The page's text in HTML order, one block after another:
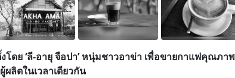
โดย ‘ลี-อายุ จือปา’ หนุ่มชาวอาข่า เพื่อขายกาแฟคุณภ
ลิตในเวลาเดียวกัน